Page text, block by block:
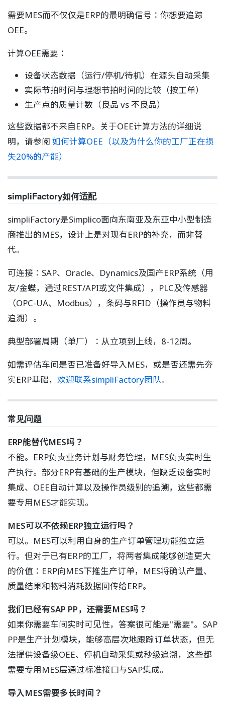
需要MES而不仅仅是ERP的最明确信号：你想要追踪
OEE。
计算OEE需要：
设备状态数据（运行/停机/待机）在源头自动采集
实际节拍时间与理想节拍时间的比较（按工单）
生产点的质量计数（良品 vs 不良品）
这些数据都不来自ERP。关于OEE计算方法的详细说
明，请参阅 如何计算OEE（以及为什么你的工厂正在损
失20%的产能）
simpliFactory如何适配
simpliFactory是Simplico面向东南亚及东亚中小型制造
商推出的MES，设计上是对现有ERP的补充，而非替
代。
可连接：SAP、Oracle、Dynamics及国产ERP系统（用
友/金蝶，通过REST/API或文件集成），PLC及传感器
（OPC-UA、Modbus），条码与RFID（操作员与物料
追溯）。
典型部署周期（单厂）：从立项到上线，8-12周。
如需评估车间是否已准备好导入MES，或是否还需先夯
实ERP基础， 欢迎联系simpliFactory团队。
常见问题
ERP能替代MES吗？
不能。ERP负责业务计划与财务管理，MES负责实时生
产执行。部分ERP有基础的生产模块，但缺乏设备实时
集成、OEE自动计算以及操作员级别的追溯，这些都需
要专用MES才能实现。
MES可以不依赖ERP独立运行吗？
可以。MES可以利用自身的生产订单管理功能独立运
行。但对于已有ERP的工厂，将两者集成能够创造更大
的价值：ERP向MES下推生产订单，MES将确认产量、
质量结果和物料消耗数据回传给ERP。
我们已经有SAP PP，还需要MES吗？
如果你需要车间实时可见性，答案很可能是"需要"。SAP
PP是生产计划模块，能够高层次地跟踪订单状态，但无
法提供设备级OEE、停机自动采集或秒级追溯，这些都
需要专用MES层通过标准接口与SAP集成。
导入MES需要多长时间？